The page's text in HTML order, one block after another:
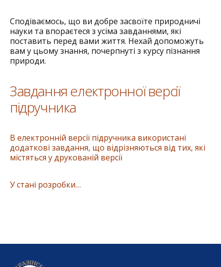
Сподіваємось, що ви добре засвоїте природничі
науки та впораєтеся з усіма завданнями, які
поставить перед вами життя. Нехай допоможуть
вам у цьому знання, почерпнуті з курсу пізнання
природи.
Завдання електронної версії
підручника
В електронній версії підручника використані
додаткові завдання, що відрізняються від тих, які
містяться у друкованій версії
У стані розробки…